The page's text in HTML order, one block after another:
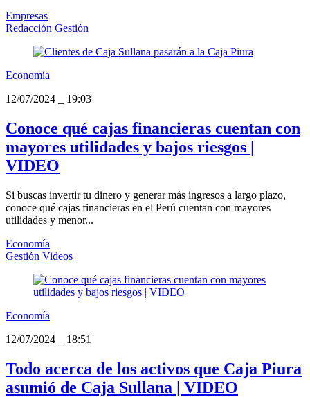
Empresas
Redacción Gestión
Economía
12/07/2024
19:03
Conoce qué cajas financieras cuentan con
mayores utilidades y bajos riesgos |
VIDEO
Si buscas invertir tu dinero y generar más ingresos a largo plazo,
conoce qué cajas financieras en el Perú cuentan con mayores
utilidades y menor...
Economía
Gestión Videos
Economía
12/07/2024
18:51
Todo acerca de los activos que Caja Piura
asumió de Caja Sullana | VIDEO